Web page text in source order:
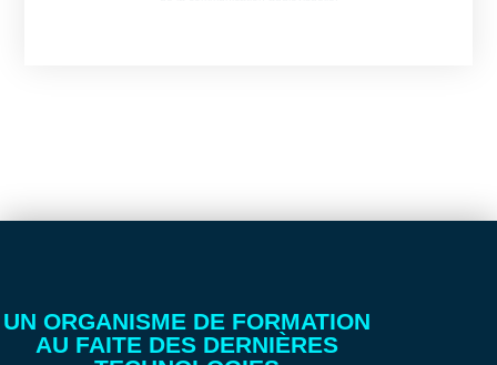
UN ORGANISME DE FORMATION
AU FAITE DES DERNIÈRES